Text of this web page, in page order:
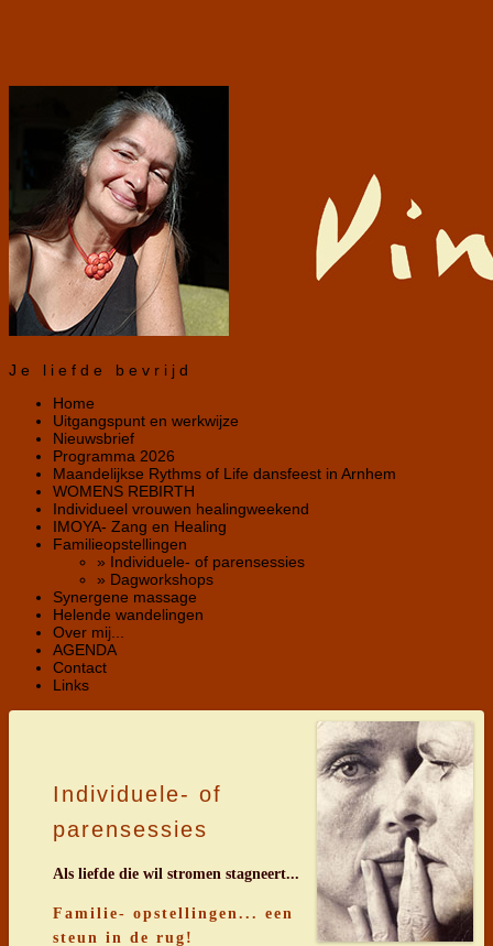
Je liefde bevrijd
Home
Uitgangspunt en werkwijze
Nieuwsbrief
Programma 2026
Maandelijkse Rythms of Life dansfeest in Arnhem
WOMENS REBIRTH
Individueel vrouwen healingweekend
IMOYA- Zang en Healing
Familieopstellingen
» Individuele- of parensessies
» Dagworkshops
Synergene massage
Helende wandelingen
Over mij...
AGENDA
Contact
Links
Individuele- of
parensessies
Als liefde die wil stromen stagneert...
Familie- opstellingen... een
steun in de rug!